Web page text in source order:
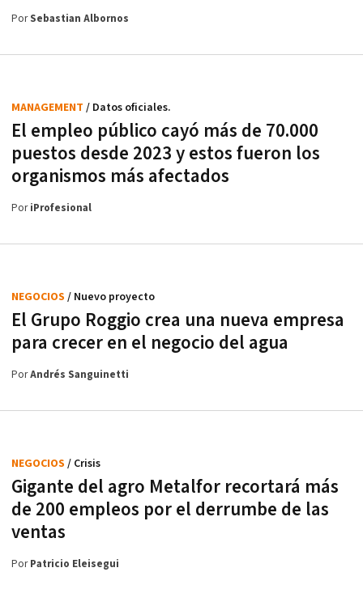
PorSebastian Albornos
El empleo público cayó más de 70.000
puestos desde 2023 y estos fueron los
organismos más afectados
MANAGEMENT / Datos oficiales.
PoriProfesional
El Grupo Roggio crea una nueva empresa
para crecer en el negocio del agua
NEGOCIOS / Nuevo proyecto
PorAndrés Sanguinetti
Gigante del agro Metalfor recortará más
de 200 empleos por el derrumbe de las
ventas
NEGOCIOS / Crisis
PorPatricio Eleisegui